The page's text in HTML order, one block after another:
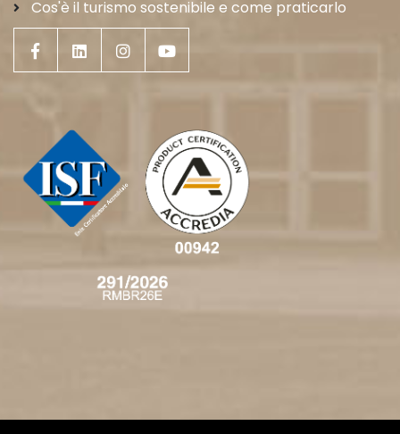
Cos'è il turismo sostenibile e come praticarlo